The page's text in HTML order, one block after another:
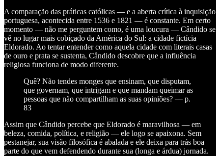
A comparação das práticas católicas — e a aberta crítica à inquisição
portuguesa, acontecida entre 1536 e 1821 — é constante. Em certo
momento — não me perguntem como, é uma loucura — Cândido se
vê no lugar mais cobiçado da América do Sul: a cidade fictícia
Eldorado. Ao tentar entender como aquela cidade com literais casas
de ouro e prata se sustenta, Cândido descobre que a influência
religiosa funciona de modo diferente.
Quê? Não tendes monges que ensinam, que disputam,
que governam, que intrigam e que mandam queimar as
pessoas que não compartilham as suas opiniões? — p.
83
Assim que Cândido percebe que Eldorado é maravilhosa — em
beleza, comida, política, e religião — ele logo se apaixona. Sem
pestanejar, sua visão filosófica é abalada e ele deixa para trás boa
parte do que vem defendendo durante sua (longa e árdua) jornada.